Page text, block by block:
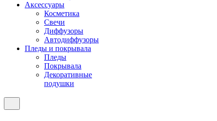
Аксессуары
Косметика
Свечи
Диффузоры
Автодиффузоры
Пледы и покрывала
Пледы
Покрывала
Декоративные
подушки